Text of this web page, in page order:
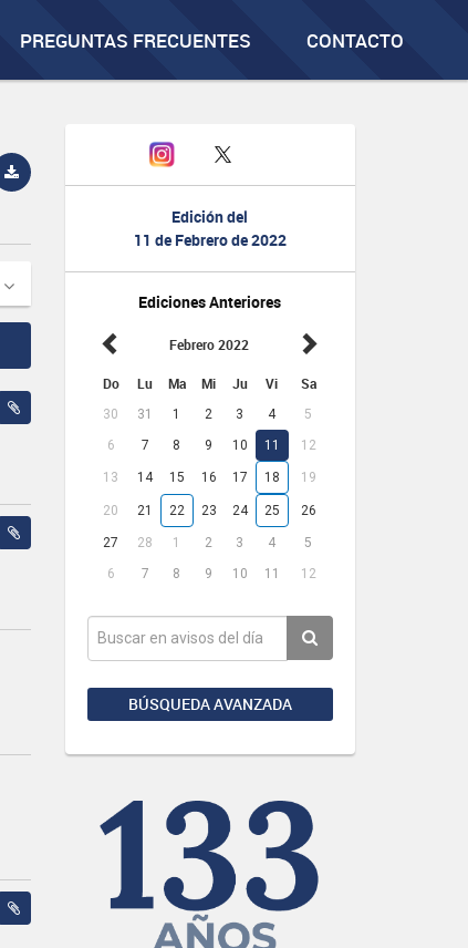
PREGUNTAS FRECUENTES CONTACTO
Edición del
11 de Febrero de 2022
Ediciones Anteriores
Febrero 2022
Do Lu Ma Mi Ju Vi Sa
30 31 1 2 3 4
5
6
7 8 9 10 11 12
13 14 15 16 17 18 19
20 21 22 23 24 25 26
27 28 1 2 3 4
5
6
7 8 9 10 11 12
BÚSQUEDA AVANZADA